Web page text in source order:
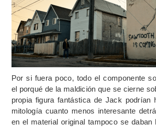
Por si fuera poco, todo el componente
el porqué de la maldición que se cierne
propia figura fantástica de Jack podrían
mitología cuanto menos interesante
en el material original tampoco se daban